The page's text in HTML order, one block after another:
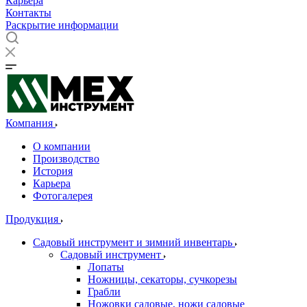
Контакты
Раскрытие информации
Компания
О компании
Производство
История
Карьера
Фотогалерея
Продукция
Садовый инструмент и зимний инвентарь
Садовый инструмент
Лопаты
Ножницы, секаторы, сучкорезы
Грабли
Ножовки садовые, ножи садовые